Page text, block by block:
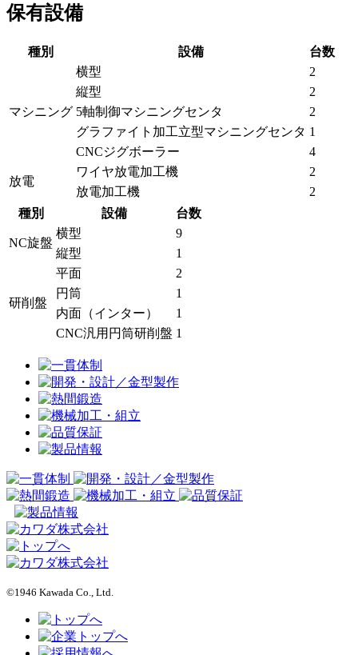
保有設備
種別 設備 台数
マシニング
横型
2
縦型
2
5軸制御マシニングセンタ
2
グラファイト加工立型マシニングセンタ 1
CNCジグボーラー
4
放電
ワイヤ放電加工機
2
放電加工機
2
種別
設備 台数
NC旋盤
横型
9
縦型
1
研削盤
平面
2
円筒
1
内面（インター）
1
CNC汎用円筒研削盤 1
©1946 Kawada Co., Ltd.